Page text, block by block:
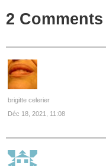
2 Comments
brigitte celerier
Déc 18, 2021, 11:08